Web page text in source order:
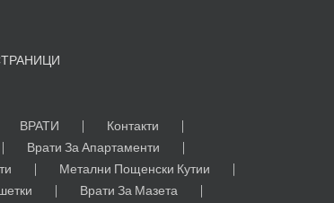
ВРАТИ
Контакти
Врати За Апартаменти
Метални Пощенски Кутии
Врати За Мазета